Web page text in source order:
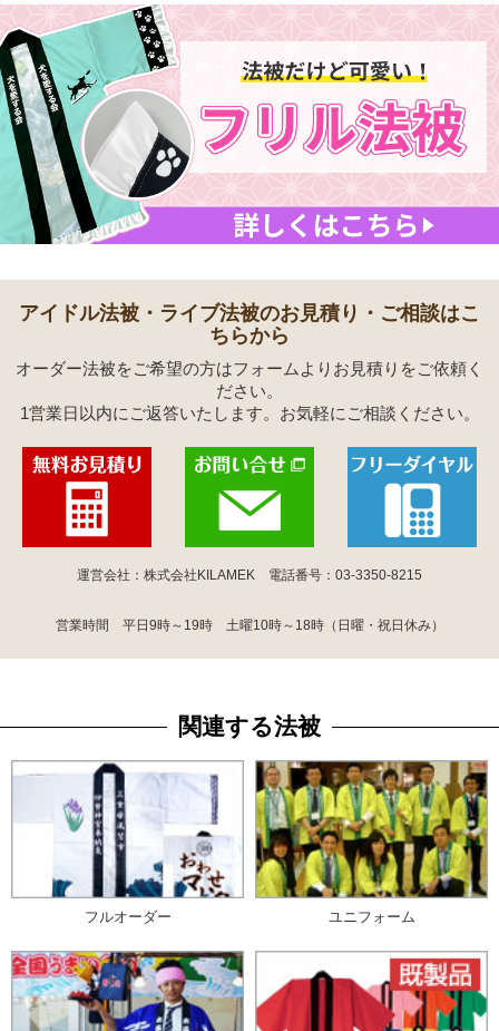
アイドル法被・ライブ法被のお見積り・ご相談はこ
ちらから
オーダー法被をご希望の方はフォームよりお見積りをご依頼く
ださい。
1営業日以内にご返答いたします。お気軽にご相談ください。
運営会社：株式会社KILAMEK 電話番号：03-3350-8215
営業時間 平日9時～19時 土曜10時～18時（日曜・祝日休み）
関連する法被
フルオーダー ユニフォーム